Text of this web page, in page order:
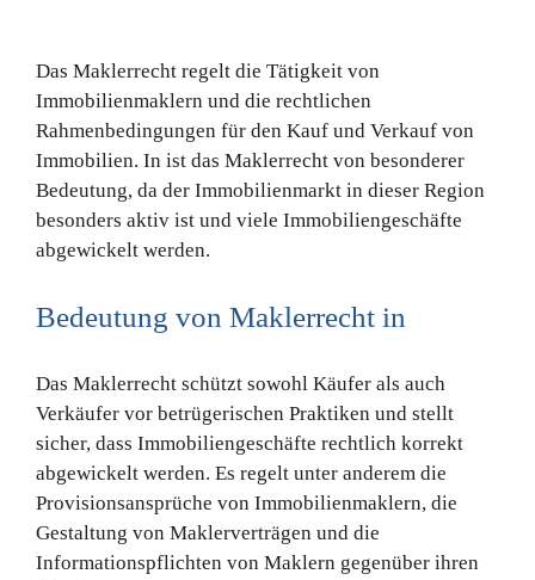
Das Maklerrecht regelt die Tätigkeit von
Immobilienmaklern und die rechtlichen
Rahmenbedingungen für den Kauf und Verkauf von
Immobilien. In ist das Maklerrecht von besonderer
Bedeutung, da der Immobilienmarkt in dieser Region
besonders aktiv ist und viele Immobiliengeschäfte
abgewickelt werden.
Bedeutung von Maklerrecht in
Das Maklerrecht schützt sowohl Käufer als auch
Verkäufer vor betrügerischen Praktiken und stellt
sicher, dass Immobiliengeschäfte rechtlich korrekt
abgewickelt werden. Es regelt unter anderem die
Provisionsansprüche von Immobilienmaklern, die
Gestaltung von Maklerverträgen und die
Informationspflichten von Maklern gegenüber ihren